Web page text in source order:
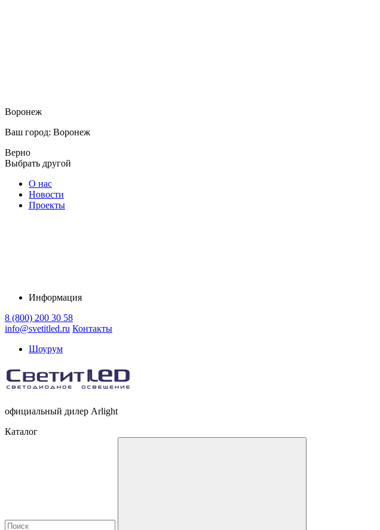
Воронеж
Ваш город: Воронеж
Верно
Выбрать другой
О нас
Новости
Проекты
Информация
8 (800) 200 30 58
info@svetitled.ru Контакты
Шоурум
официальный дилер Arlight
Каталог